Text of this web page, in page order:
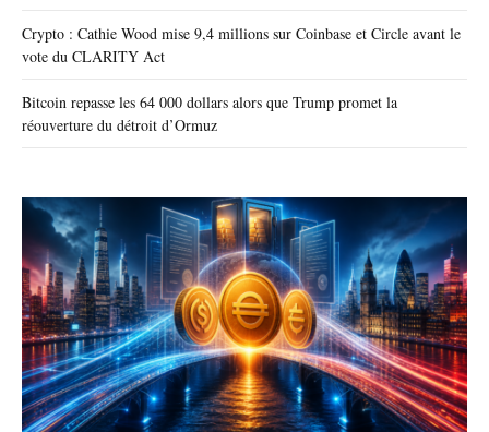
Crypto : Cathie Wood mise 9,4 millions sur Coinbase et Circle avant le
vote du CLARITY Act
Bitcoin repasse les 64 000 dollars alors que Trump promet la
réouverture du détroit d’Ormuz